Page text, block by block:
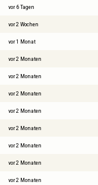
vor 6 Tagen
vor 2 Wochen
vor 1 Monat
vor 2 Monaten
vor 2 Monaten
vor 2 Monaten
vor 2 Monaten
vor 2 Monaten
vor 2 Monaten
vor 2 Monaten
vor 2 Monaten